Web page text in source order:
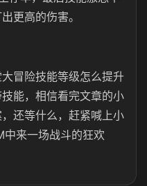
更高的伤害。
冒险技能等级怎么提升
能，相信看完文章的小
还等什么，赶紧喊上小
来一场战斗的狂欢